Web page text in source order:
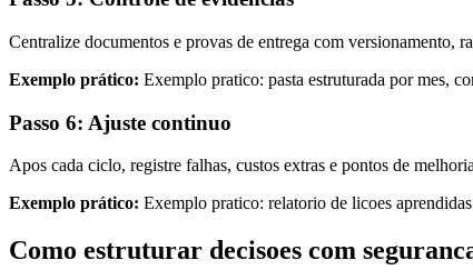
Centralize documentos e provas de entrega com versionamento,
Exemplo prático: Exemplo pratico: pasta estruturada por mes,
Passo 6: Ajuste continuo
Apos cada ciclo, registre falhas, custos extras e pontos de
Exemplo prático: Exemplo pratico: relatorio de licoes
Como estruturar decisoes com